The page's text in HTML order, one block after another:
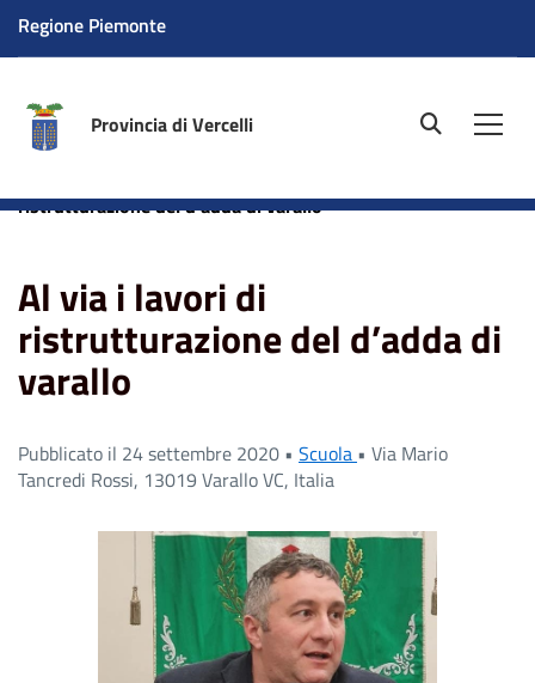
Regione Piemonte
Provincia di Vercelli site.searc
ristrutturazione del d’adda di varallo
Al via i lavori di
ristrutturazione del d’adda di
varallo
Pubblicato il 24 settembre 2020 • Scuola • Via Mario
Tancredi Rossi, 13019 Varallo VC, Italia